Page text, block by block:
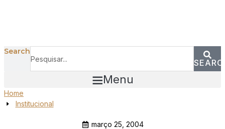
Search
Menu
Home
Institucional
março 25, 2004